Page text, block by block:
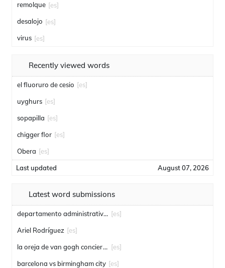
remolque [es]
desalojo [es]
virus [es]
Recently viewed words
el fluoruro de cesio [es]
uyghurs [es]
sopapilla [es]
chigger flor [es]
Obera [es]
Last updated August 07, 2026
Latest word submissions
departamento administrativo de seguridad [es]
Ariel Rodríguez [es]
la oreja de van gogh conciertos [es]
barcelona vs birmingham city [es]